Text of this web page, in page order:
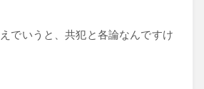
でいうと、共犯と各論なんですけ